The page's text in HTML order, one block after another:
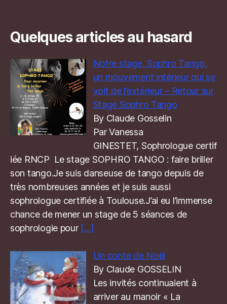
Quelques articles au hasard
Notre stage, Sophro Tango,
un mouvement intérieur qui se
voit de l’extérieur – Retour sur
Stage Sophro Tango
By Claude Gosselin
Par Vanessa
GINESTET, Sophrologue certif
iée RNCP Le stage SOPHRO TANGO : faire briller
son tango.Je suis danseuse de tango depuis de
très nombreuses années et je suis aussi
sophrologue certifiée à Toulouse.J’ai eu l’immense
chance de mener un stage de 5 séances de
sophrologie pour […]
Un conte de Noël
By Claude GOSSELIN
Les invités continuaient à
arriver au manoir « La